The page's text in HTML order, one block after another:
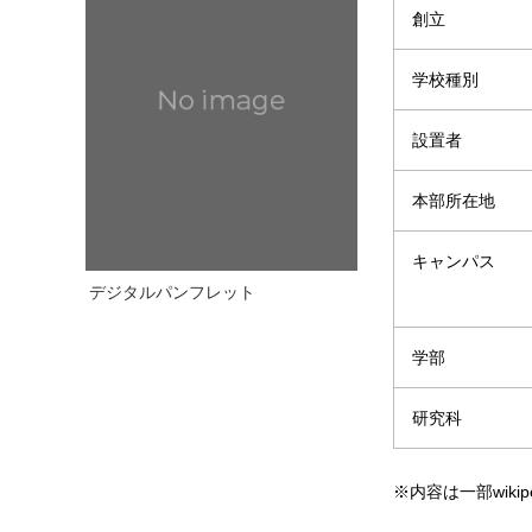
デジタルパンフレット
創立
学校種別
設置者
本部所在地
キャンパス
学部
研究科
※内容は一部